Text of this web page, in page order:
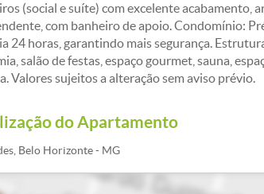
(social e suíte) com excelente acabamento,
com banheiro de apoio. Condomínio:
24 horas, garantindo mais segurança.
salão de festas, espaço gourmet, sauna,
Valores sujeitos a alteração sem aviso prévio.
do Apartamento
Belo Horizonte - MG